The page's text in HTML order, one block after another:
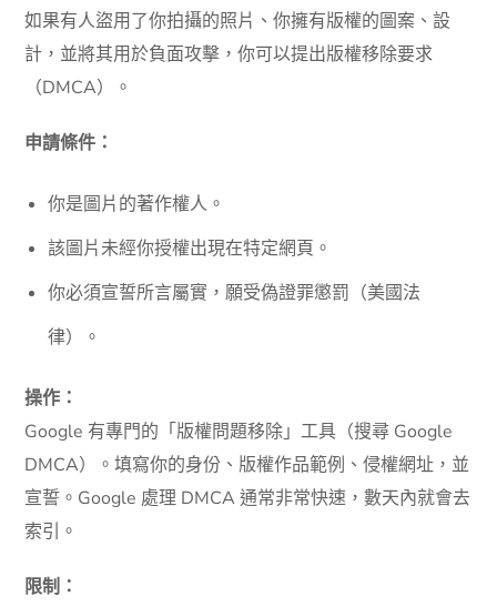
如果有人盜用了你拍攝的照片、你擁有版權的圖案、設
計，並將其用於負面攻擊，你可以提出版權移除要求
（DMCA）。
申請條件：
你是圖片的著作權人。
該圖片未經你授權出現在特定網頁。
你必須宣誓所言屬實，願受偽證罪懲罰（美國法
律）。
操作：
Google 有專門的「版權問題移除」工具（搜尋 Google
DMCA）。填寫你的身份、版權作品範例、侵權網址，並
宣誓。Google 處理 DMCA 通常非常快速，數天內就會去
索引。
限制：